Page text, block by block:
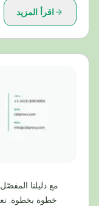
اقرأ المزيد
خطوة بخطوة.